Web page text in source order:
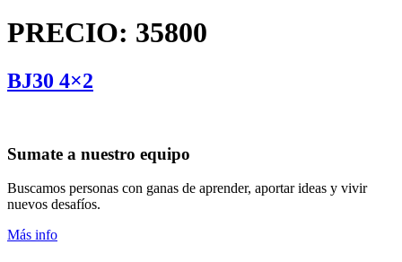
PRECIO: 35800
BJ30 4×2
Sumate a nuestro equipo
Buscamos personas con ganas de aprender, aportar ideas y vivir
nuevos desafíos.
Más info